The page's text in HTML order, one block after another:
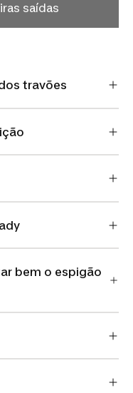
saídas
travões
bem o espigão